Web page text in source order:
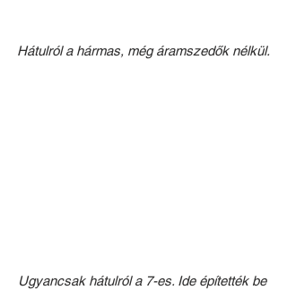
Hátulról a hármas, még áramszedők nélkül.
Ugyancsak hátulról a 7-es. Ide építették be